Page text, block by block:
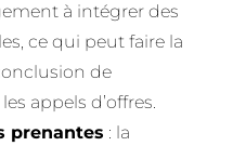
à intégrer des
ce qui peut faire la
de
appels d’offres.
prenantes : la